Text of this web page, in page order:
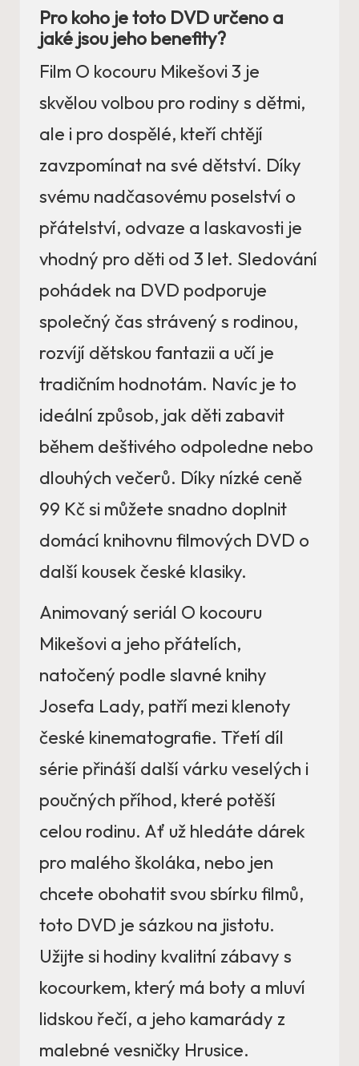
Pro koho je toto DVD určeno a
jaké jsou jeho benefity?
Film O kocouru Mikešovi 3 je
skvělou volbou pro rodiny s dětmi,
ale i pro dospělé, kteří chtějí
zavzpomínat na své dětství. Díky
svému nadčasovému poselství o
přátelství, odvaze a laskavosti je
vhodný pro děti od 3 let. Sledování
pohádek na DVD podporuje
společný čas strávený s rodinou,
rozvíjí dětskou fantazii a učí je
tradičním hodnotám. Navíc je to
ideální způsob, jak děti zabavit
během deštivého odpoledne nebo
dlouhých večerů. Díky nízké ceně
99 Kč si můžete snadno doplnit
domácí knihovnu filmových DVD o
další kousek české klasiky.
Animovaný seriál O kocouru
Mikešovi a jeho přátelích,
natočený podle slavné knihy
Josefa Lady, patří mezi klenoty
české kinematografie. Třetí díl
série přináší další várku veselých i
poučných příhod, které potěší
celou rodinu. Ať už hledáte dárek
pro malého školáka, nebo jen
chcete obohatit svou sbírku filmů,
toto DVD je sázkou na jistotu.
Užijte si hodiny kvalitní zábavy s
kocourkem, který má boty a mluví
lidskou řečí, a jeho kamarády z
malebné vesničky Hrusice.